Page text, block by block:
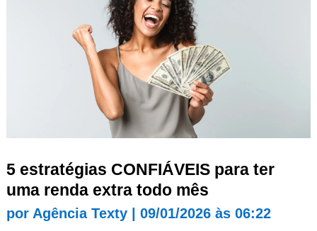
5 estratégias CONFIÁVEIS para ter
uma renda extra todo mês
por Agência Texty| 09/01/2026 às 06:22